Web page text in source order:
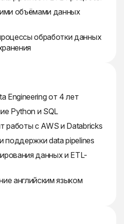
объёмами данных
обработки данных
Engineering от 4 лет
Python и SQL
работы с AWS и Databricks
поддержки data pipelines
данных и ETL-
английским языком